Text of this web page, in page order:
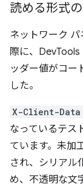
読める形式の
ネットワーク
際に、
ッダー値がコー
した。
X-Client-Data
なっているテス
ています。未加
され、シリアル
め、不透明な文